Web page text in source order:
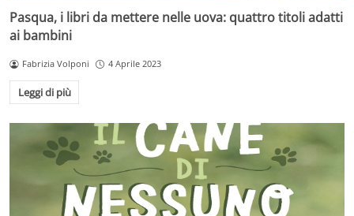
Pasqua, i libri da mettere nelle uova: quattro titoli adatti
ai bambini
Fabrizia Volponi 4 Aprile 2023
Leggi di più